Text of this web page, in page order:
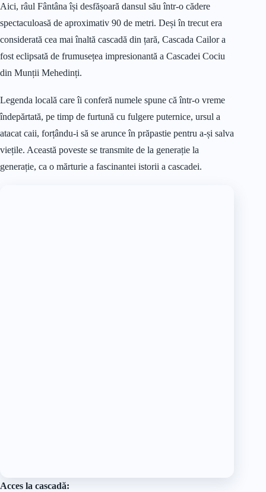
Aici, râul Fântâna își desfășoară dansul său într-o cădere
spectaculoasă de aproximativ 90 de metri. Deși în trecut era
considerată cea mai înaltă cascadă din țară, Cascada Cailor a
fost eclipsată de frumusețea impresionantă a Cascadei Cociu
din Munții Mehedinți.
Legenda locală care îi conferă numele spune că într-o vreme
îndepărtată, pe timp de furtună cu fulgere puternice, ursul a
atacat caii, forțându-i să se arunce în prăpastie pentru a-și salva
viețile. Această poveste se transmite de la generație la
generație, ca o mărturie a fascinantei istorii a cascadei.
Acces la cascadă: